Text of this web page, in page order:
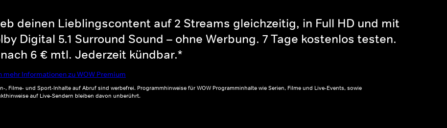
deinen Lieblingscontent auf 2 Streams gleichzeitig, in Full HD und mit
Digital 5.1 Surround Sound – ohne Werbung. 7 Tage kostenlos testen.
6 € mtl. Jederzeit kündbar.*
mehr Informationen zu WOW Premium
, Filme- und Sport-Inhalte auf Abruf sind werbefrei. Programmhinweise für WOW Programminhalte wie Serien, Filme und Live-Events, sowie
auf Live-Sendern bleiben davon unberührt.